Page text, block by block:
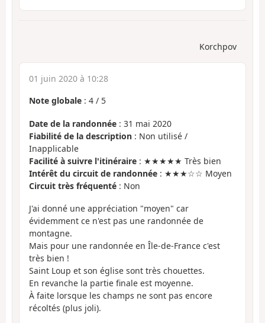
Korchpov
01 juin 2020 à 10:28
Note globale : 4 / 5
Date de la randonnée : 31 mai 2020
Fiabilité de la description : Non utilisé /
Inapplicable
Facilité à suivre l'itinéraire : ★★★★★ Très bien
Intérêt du circuit de randonnée : ★★★☆☆ Moyen
Circuit très fréquenté : Non
J'ai donné une appréciation "moyen" car
évidemment ce n'est pas une randonnée de
montagne.
Mais pour une randonnée en Île-de-France c'est
très bien !
Saint Loup et son église sont très chouettes.
En revanche la partie finale est moyenne.
À faite lorsque les champs ne sont pas encore
récoltés (plus joli).